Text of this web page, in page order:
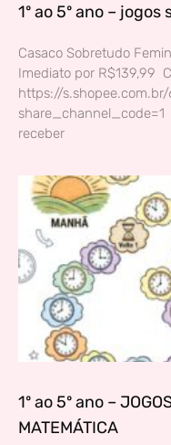
1º ao 5º ano –
Casaco Sobretudo
Imediato por R$139,99
https://s.shopee.com.br/
receber
1º ao 5º ano –
MATEMÁTICA